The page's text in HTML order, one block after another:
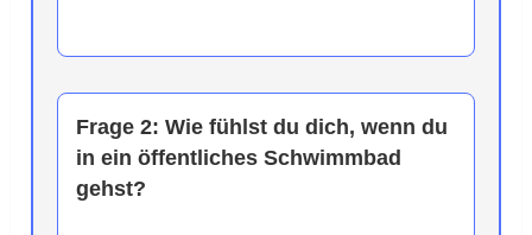
Frage 2: Wie fühlst du dich, wenn du
in ein öffentliches Schwimmbad
gehst?